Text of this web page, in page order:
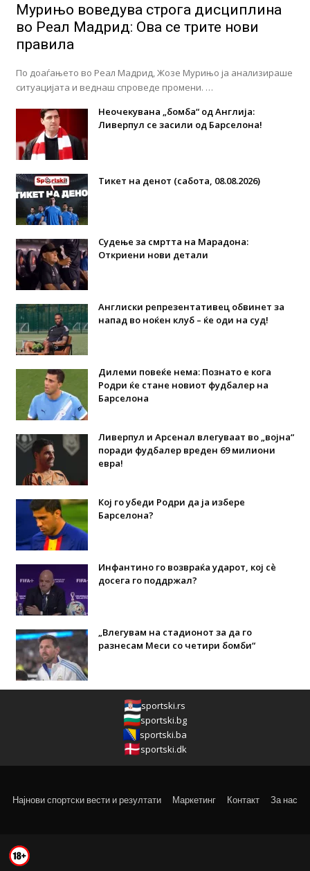
Мурињо воведува строга дисциплина
во Реал Мадрид: Ова се трите нови
правила
По доаѓањето во Реал Мадрид, Жозе Мурињо ја анализираше
ситуацијата и веднаш спроведе промени. …
Неочекувана „бомба“ од Англија:
Ливерпул се засили од Барселона!
Тикет на денот (сабота, 08.08.2026)
Судење за смртта на Марадона:
Откриени нови детали
Англиски репрезентативец обвинет за
напад во ноќен клуб – ќе оди на суд!
Дилеми повеќе нема: Познато е кога
Родри ќе стане новиот фудбалер на
Барселона
Ливерпул и Арсенал влегуваат во „војна“
поради фудбалер вреден 69 милиони
евра!
Кој го убеди Родри да ја избере
Барселона?
Инфантино го возвраќа ударот, кој сè
досега го поддржал?
„Влегувам на стадионот за да го
разнесам Меси со четири бомби“
sportski.rs
sportski.bg
sportski.ba
sportski.dk
Најнови спортски вести и резултати Маркетинг Контакт За нас